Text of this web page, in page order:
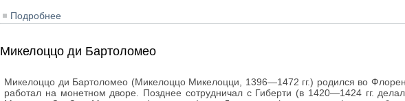
Подробнее
Микелоццо ди Бартоломео
Микелоццо ди Бартоломео (Микелоццо Микелоцци, 1396—1472 гг.) родился во
работал на монетном дворе. Позднее сотрудничал с Гиберти (в 1420—1424 гг.